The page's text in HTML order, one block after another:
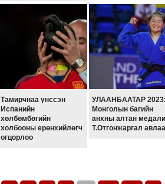
Тамирчнаа үнссэн
Испанийн
хөлбөмбөгийн
холбооны ерөнхийлөгч
огцорлоо
УЛААНБААТАР
Монголын багийн
анхны алтан
Т.Отгонжаргал авлаа